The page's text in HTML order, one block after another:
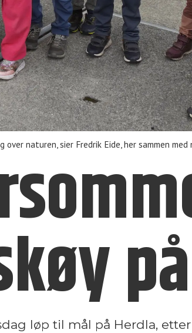
naturen, sier Fredrik Eide, her sammen med
løp til mål på Herdla,